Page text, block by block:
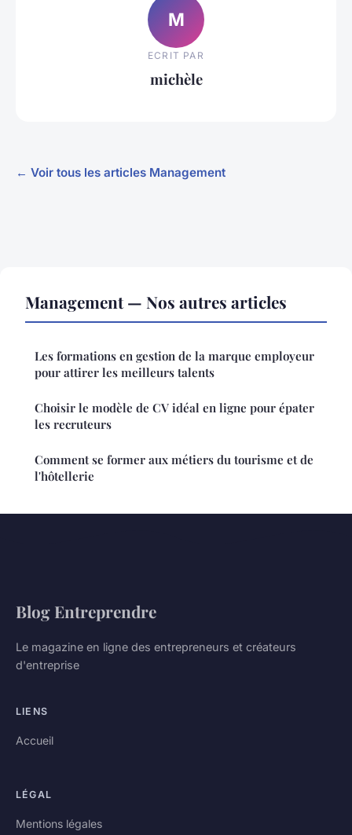
M
ECRIT PAR
michèle
← Voir tous les articles Management
Management — Nos autres articles
Les formations en gestion de la marque employeur
pour attirer les meilleurs talents
Choisir le modèle de CV idéal en ligne pour épater
les recruteurs
Comment se former aux métiers du tourisme et de
l'hôtellerie
Blog Entreprendre
Le magazine en ligne des entrepreneurs et créateurs
d'entreprise
LIENS
Accueil
LÉGAL
Mentions légales